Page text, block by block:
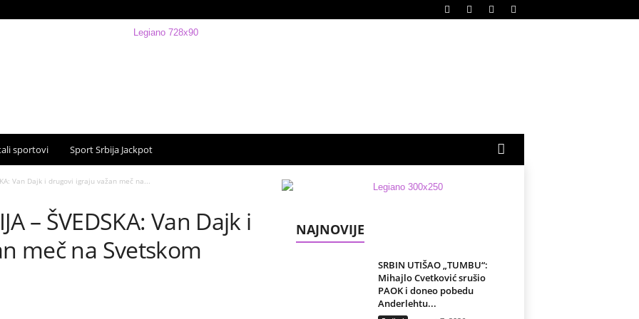
sportovi Sport Srbija Jackpot
Van Dajk i drugovi igraju važan meč na...
– ŠVEDSKA: Van Dajk i
meč na Svetskom
NAJNOVIJE
SRBIN UTIŠAO „TUMBU“:
Mihajlo Cvetković srušio
PAOK i doneo pobedu
Anderlehtu...